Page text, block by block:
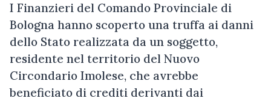
I Finanzieri del Comando Provinciale di
Bologna hanno scoperto una truffa ai danni
dello Stato realizzata da un soggetto,
residente nel territorio del Nuovo
Circondario Imolese, che avrebbe
beneficiato di crediti derivanti dai